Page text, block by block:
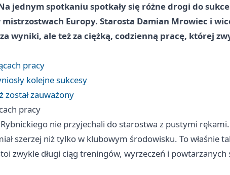
jednym spotkaniu spotkały się różne drogi do
Europy. Starosta Damian Mrowiec i
wyniki, ale też za ciężką, codzienną pracę, której
pracy
kolejne sukcesy
został zauważony
pracy
nie przyjechali do starostwa z pustymi rękami.
szerzej niż tylko w klubowym środowisku. To właśnie
zwykle długi ciąg treningów, wyrzeczeń i powtarzanych